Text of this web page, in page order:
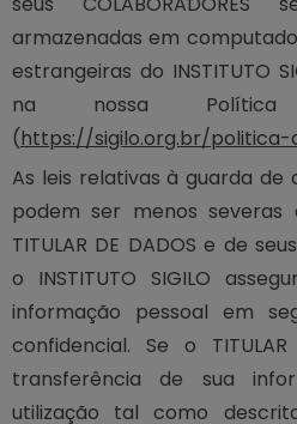
armazenadas em
estrangeiras do INSTITUTO
na nossa Política
(https://sigilo.org.br/
As leis relativas à guarda de
podem ser menos
TITULAR DE DADOS e de
o INSTITUTO SIGILO
informação pessoal em
confidencial. Se o
transferência de sua
utilização tal como